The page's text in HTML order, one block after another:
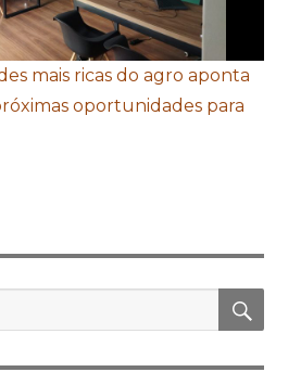
mais ricas do agro aponta
oportunidades para